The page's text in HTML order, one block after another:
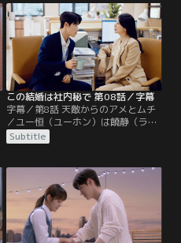
の元を訪れる。篠檸が斉郁と話して
いるのを見かけた趙らは、早速2人
が恋人同士だと噂をし始め、篠檸と
ユー恒は改めて2人の秘密の関係を
周囲に知られないように気を引き締
める。
この結婚は社内秘で 第08話／字幕
字幕／第8話 天敵からのアメとムチ
／ユー恒（ユーホン）は饒静（ラ
オ・ジン）と趙方剛（ジャオ・ファ
ンガン）、そして篠檸（シャオニ
渋々同席した趙だったが、そこには
テクノパークの姜（ジアン）社長が
現れ、趙方剛の抱える不良債権の不
動産の売却にも繋がる話がまとまっ
ていく。ユー恒が趙を助けたことを
嬉しく思った篠檸は…。
Subtitle